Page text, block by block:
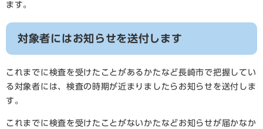
ます。
対象者にはお知らせを送付します
これまでに検査を受けたことがあるかたなど長崎市で把握してい
る対象者には、検査の時期が近まりましたらお知らせを送付しま
す。
これまでに検査を受けたことがないかたなどお知らせが届かなか